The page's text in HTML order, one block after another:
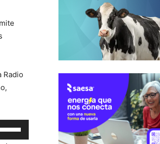
Radio